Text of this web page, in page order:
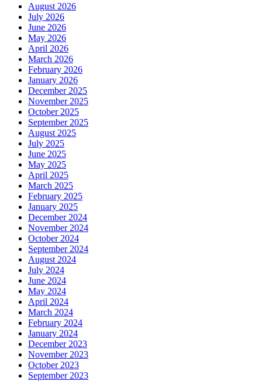
August 2026
July 2026
June 2026
May 2026
April 2026
March 2026
February 2026
January 2026
December 2025
November 2025
October 2025
September 2025
August 2025
July 2025
June 2025
May 2025
April 2025
March 2025
February 2025
January 2025
December 2024
November 2024
October 2024
September 2024
August 2024
July 2024
June 2024
May 2024
April 2024
March 2024
February 2024
January 2024
December 2023
November 2023
October 2023
September 2023